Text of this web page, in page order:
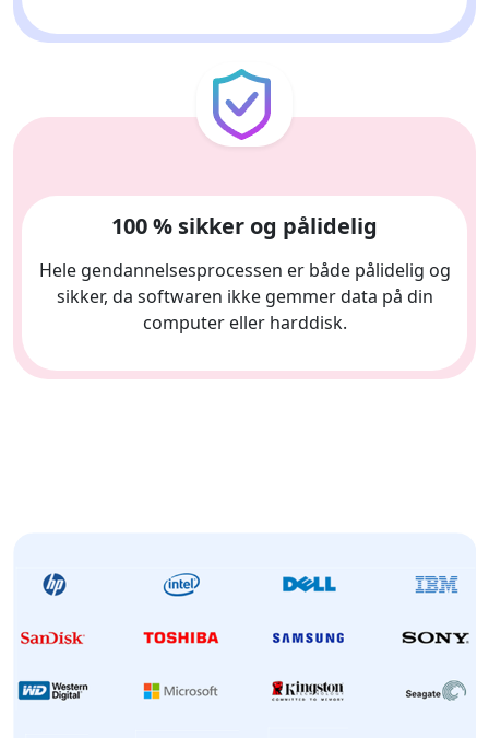
100 % sikker og pålidelig
Hele gendannelsesprocessen er både pålidelig og
sikker, da softwaren ikke gemmer data på din
computer eller harddisk.